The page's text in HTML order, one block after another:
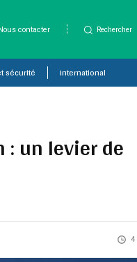
contacter Rechercher
sécurité International
: un levier de
4